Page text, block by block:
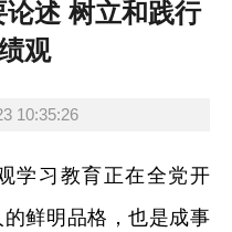
述 树立和践行
观
10:35:26
习教育正在全党开
鲜明品格，也是成事